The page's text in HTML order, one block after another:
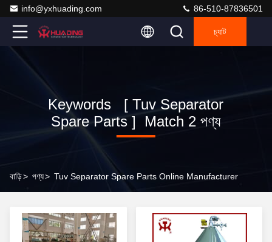
info@yxhuading.com 86-510-87836501
চ্যাট
Keywords [ Tuv Separator
Spare Parts ] Match 2 পণ্য
বাড়ি> পণ্য> Tuv Separator Spare Parts Online Manufacturer